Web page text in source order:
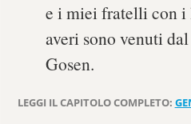
e i miei fratelli con i
averi sono venuti
Gosen.
LEGGI IL CAPITOLO COMPLETO: